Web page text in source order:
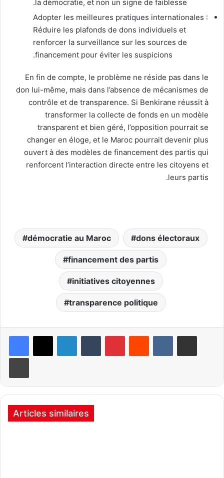
la démocratie, et non un signe de faiblesse.
Adopter les meilleures pratiques internationales :
Réduire les plafonds de dons individuels et
renforcer la surveillance sur les sources de
financement pour éviter les suspicions.
En fin de compte, le problème ne réside pas dans le
don lui-même, mais dans l’absence de mécanismes de
contrôle et de transparence. Si Benkirane réussit à
transformer la collecte de fonds en un modèle
transparent et bien géré, l’opposition pourrait se
changer en éloge, et le Maroc pourrait devenir plus
ouvert à des modèles de financement des partis qui
renforcent l’interaction directe entre les citoyens et
leurs partis.
démocratie au Maroc dons électoraux
financement des partis
initiatives citoyennes
transparence politique
Articles similaires